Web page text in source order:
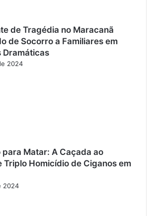
de Tragédia no Maracanã
de Socorro a Familiares em
Dramáticas
2024
Matar: A Caçada ao
Triplo Homicídio de Ciganos em
2024